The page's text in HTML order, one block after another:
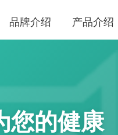
品牌介绍 产品介绍
您的健康